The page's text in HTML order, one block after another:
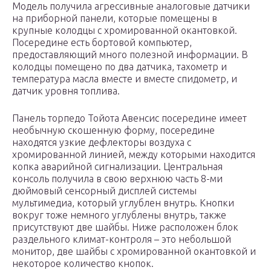
Модель получила агрессивные аналоговые датчики
на приборной панели, которые помещены в
крупные колодцы с хромированной окантовкой.
Посередине есть бортовой компьютер,
предоставляющий много полезной информации. В
колодцы помещено по два датчика, тахометр и
температура масла вместе и вместе спидометр, и
датчик уровня топлива.
Панель торпедо Тойота Авенсис посередине имеет
необычную скошенную форму, посередине
находятся узкие дефлекторы воздуха с
хромированной линией, между которыми находится
копка аварийной сигнализации. Центральная
консоль получила в свою верхнюю часть 8-ми
дюймовый сенсорный дисплей системы
мультимедиа, который углублен внутрь. Кнопки
вокруг тоже немного углублены внутрь, также
присутствуют две шайбы. Ниже расположен блок
раздельного климат-контроля – это небольшой
монитор, две шайбы с хромированной окантовкой и
некоторое количество кнопок.